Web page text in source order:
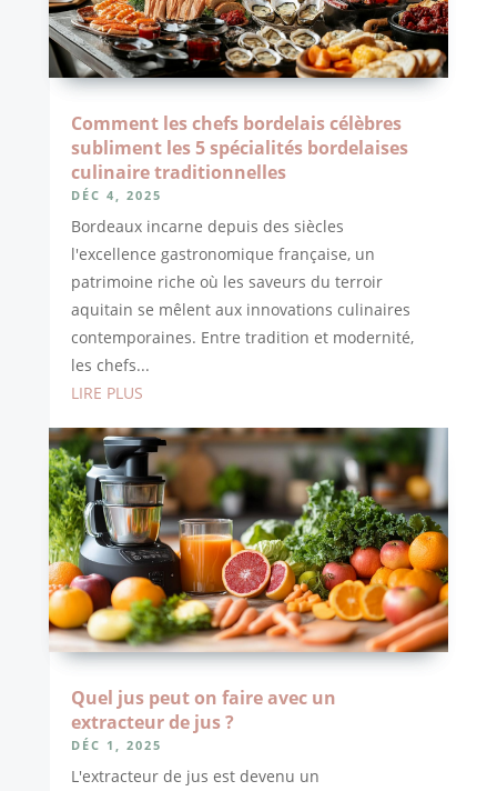
Comment les chefs bordelais célèbres
subliment les 5 spécialités bordelaises
culinaire traditionnelles
DÉC 4, 2025
Bordeaux incarne depuis des siècles
l'excellence gastronomique française, un
patrimoine riche où les saveurs du terroir
aquitain se mêlent aux innovations culinaires
contemporaines. Entre tradition et modernité,
les chefs...
LIRE PLUS
Quel jus peut on faire avec un
extracteur de jus ?
DÉC 1, 2025
L'extracteur de jus est devenu un